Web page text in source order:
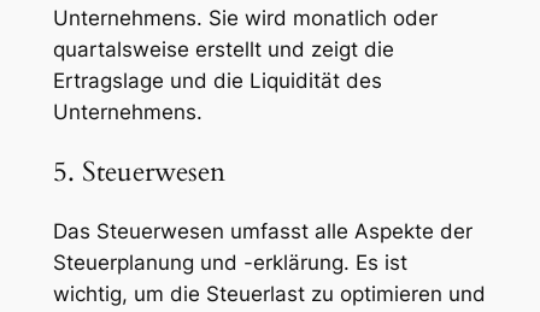
Unternehmens. Sie wird monatlich oder
quartalsweise erstellt und zeigt die
Ertragslage und die Liquidität des
Unternehmens.
5. Steuerwesen
Das Steuerwesen umfasst alle Aspekte der
Steuerplanung und -erklärung. Es ist
wichtig, um die Steuerlast zu optimieren und